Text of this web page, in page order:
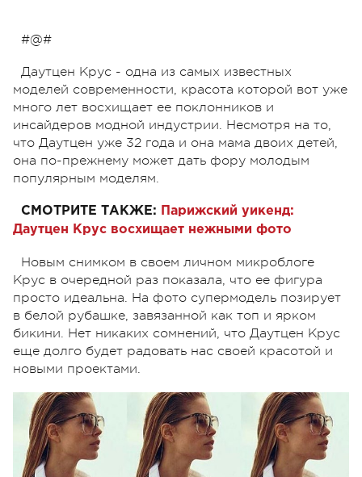
#@#
Даутцен Крус - одна из самых известных
моделей современности, красота которой вот уже
много лет восхищает ее поклонников и
инсайдеров модной индустрии. Несмотря на то,
что Даутцен уже 32 года и она мама двоих детей,
она по-прежнему может дать фору молодым
популярным моделям.
СМОТРИТЕ ТАКЖЕ:
Парижский уикенд:
Даутцен Крус восхищает нежными фото
Новым снимком в своем личном микроблоге
Крус в очередной раз показала, что ее фигура
просто идеальна. На фото супермодель позирует
в белой рубашке, завязанной как топ и ярком
бикини. Нет никаких сомнений, что Даутцен Крус
еще долго будет радовать нас своей красотой и
новыми проектами.